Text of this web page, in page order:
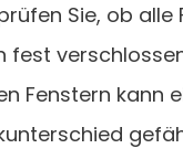
Sie, ob alle
fest
Fenstern kann